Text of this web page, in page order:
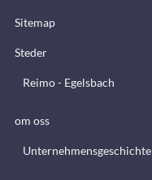
Sitemap
Steder
Reimo - Egelsbach
om oss
Unternehmensgeschichte